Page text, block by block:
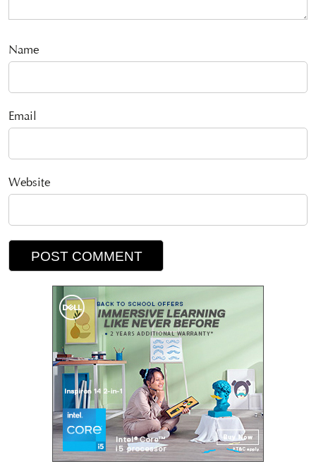
Name
Email
Website